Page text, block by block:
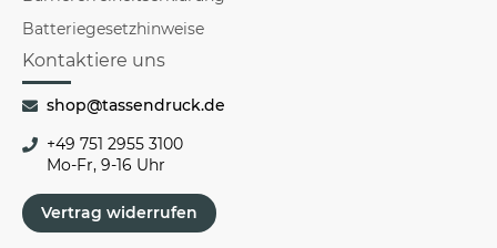
Batteriegesetzhinweise
Kontaktiere uns
shop@tassendruck.de
+49 751 2955 3100
Mo-Fr, 9-16 Uhr
Vertrag widerrufen